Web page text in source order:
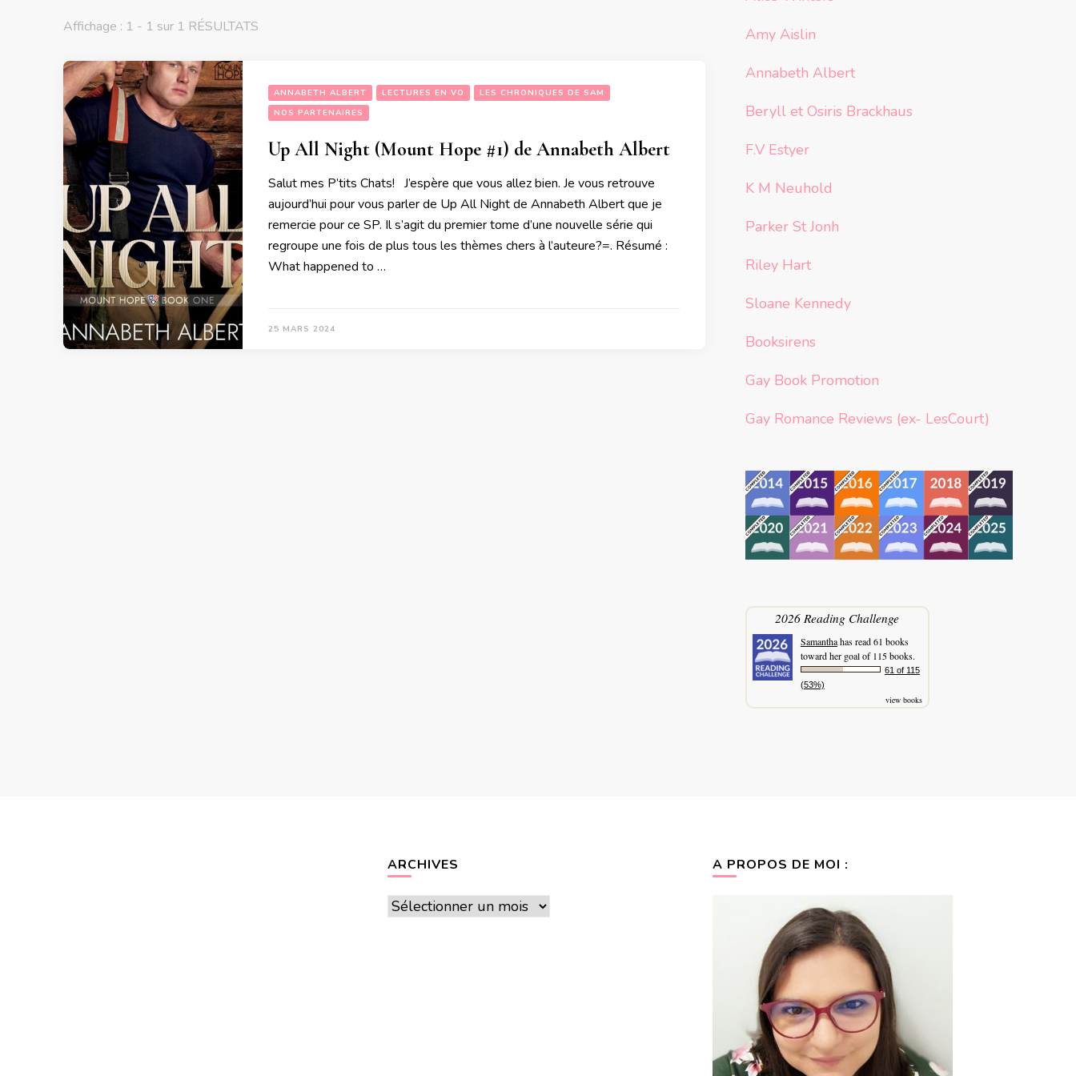
Affichage : 1 - 1 sur 1 RÉSULTATS
ANNABETH ALBERT LECTURES EN VO
LES CHRONIQUES DE SAM
NOS PARTENAIRES
Up All Night (Mount Hope #1) de Annabeth Albert
Salut mes P’tits Chats! J’espère que vous allez bien. Je vous retrouve
aujourd’hui pour vous parler de Up All Night de Annabeth Albert que je
remercie pour ce SP. Il s’agit du premier tome d’une nouvelle série qui
regroupe une fois de plus tous les thèmes chers à l’auteure?=. Résumé :
What happened to …
25 MARS 2024
Amy Aislin
Annabeth Albert
Beryll et Osiris Brackhaus
F.V Estyer
K M Neuhold
Parker St Jonh
Riley Hart
Sloane Kennedy
Booksirens
Gay Book Promotion
Gay Romance Reviews (ex- LesCourt)
2026 Reading Challenge
Samanthahas read 61 books
toward her goal of 115 books.
61 of 115
(53%)
view books
ARCHIVES
Archives
A PROPOS DE MOI :